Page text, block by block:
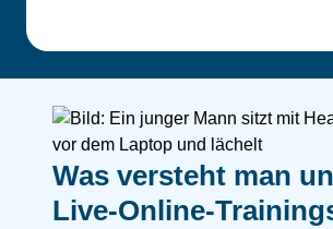
Was versteht man
Live-Online-